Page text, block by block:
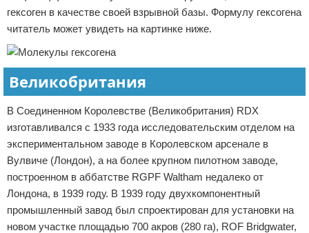
гексоген в качестве своей взрывной базы. Формулу гексогена
читатель может увидеть на картинке ниже.
Великобритания
В Соединенном Королевстве (Великобритания) RDX
изготавливался с 1933 года исследовательским отделом на
экспериментальном заводе в Королевском арсенале в
Вулвиче (Лондон), а на более крупном пилотном заводе,
построенном в аббатстве RGPF Waltham недалеко от
Лондона, в 1939 году. В 1939 году двухкомпонентный
промышленный завод был спроектирован для установки на
новом участке площадью 700 акров (280 га), ROF Bridgwater,